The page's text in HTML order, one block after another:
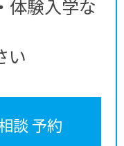
体験入学な
い
談 予約